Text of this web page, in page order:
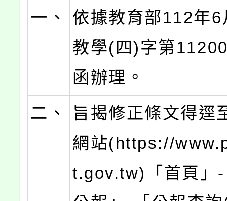
一、
依據教育部112年
教學(四)字第
函辦理。
二、
旨揭修正條文得逕
網站(https://
t.gov.tw)「首頁」